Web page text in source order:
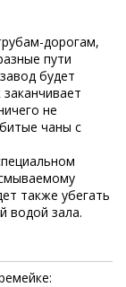
дорогам,
пути
будет
не
чаны с
также убегать
водой зала.